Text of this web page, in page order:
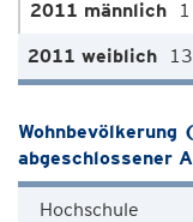
abgeschlossener
Hochschule